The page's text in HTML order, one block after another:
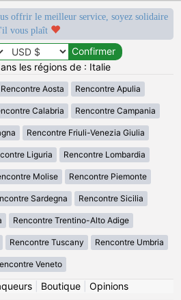
offrir le meilleur service, soyez solidaire
vous plaît
les régions de : Italie
Rencontre Aosta Rencontre Apulia
Calabria Rencontre Campania
Rencontre Friuli-Venezia Giulia
Liguria Rencontre Lombardia
Molise Rencontre Piemonte
Sardegna Rencontre Sicilia
Rencontre Trentino-Alto Adige
Rencontre Tuscany Rencontre Umbria
Veneto
| Boutique| Opinions